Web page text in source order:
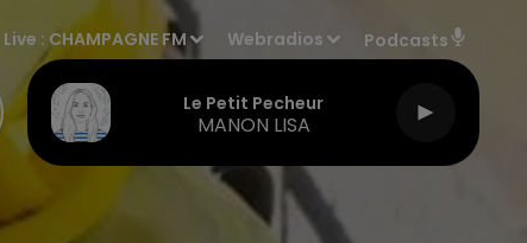
Live : CHAMPAGNE FM Webradios Podcasts
Le Petit Pecheur
MANON LISA